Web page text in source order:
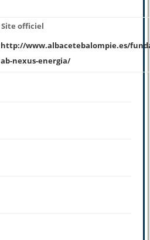
Site officiel
http://www.albacetebalompie.es/
ab-nexus-energia/